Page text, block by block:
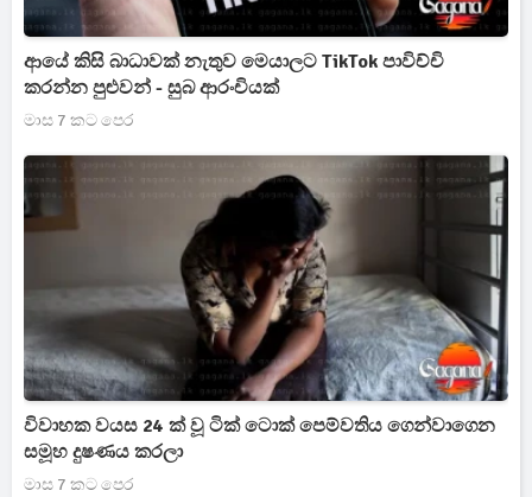
ආයේ කිසි බාධාවක් නැතුව මෙයාලට TikTok පාවිච්චි
කරන්න පුළුවන් - සුබ ආරංචියක්
මාස 7 කට පෙර
විවාහක වයස 24 ක් වූ ටික් ටොක් පෙම්වතිය ගෙන්වාගෙන
සමූහ දුෂණය කරලා
මාස 7 කට පෙර